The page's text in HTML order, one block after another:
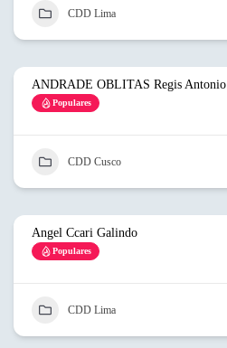
CDD Lima
ANDRADE OBLITAS Regis Antonio
Populares
CDD Cusco
Angel Ccari Galindo
Populares
CDD Lima